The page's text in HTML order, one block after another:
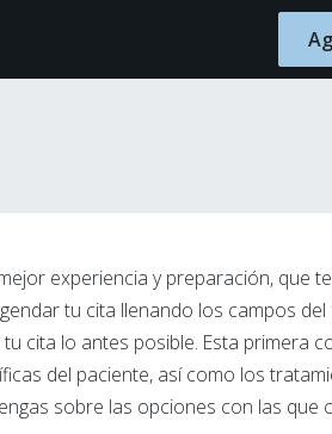
experiencia y preparación, que
tu cita llenando los campos
cita lo antes posible. Esta primera
del paciente, así como los
sobre las opciones con las que